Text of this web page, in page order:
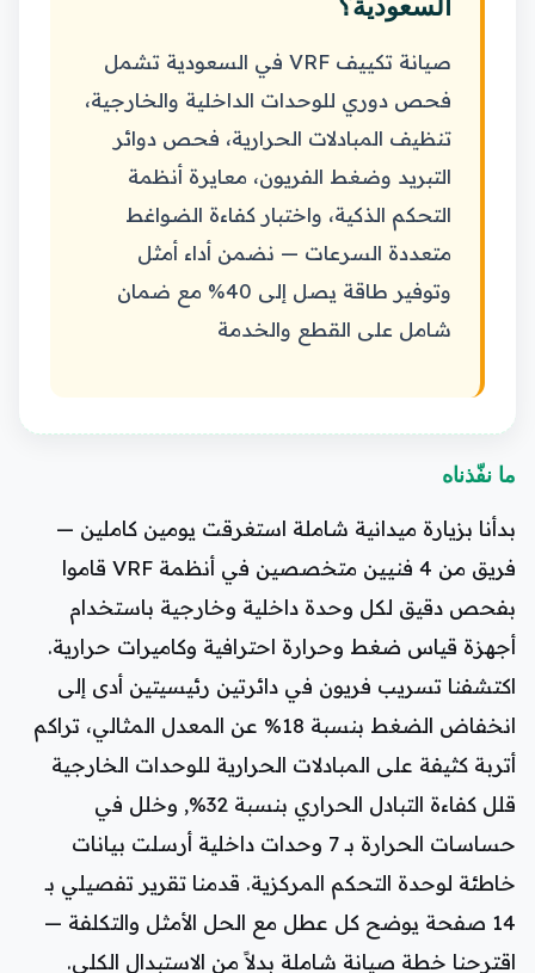
السعودية؟
صيانة تكييف VRF في السعودية تشمل
فحص دوري للوحدات الداخلية والخارجية،
تنظيف المبادلات الحرارية، فحص دوائر
التبريد وضغط الفريون، معايرة أنظمة
التحكم الذكية، واختبار كفاءة الضواغط
متعددة السرعات — نضمن أداء أمثل
وتوفير طاقة يصل إلى 40% مع ضمان
شامل على القطع والخدمة
ما نفّذناه
بدأنا بزيارة ميدانية شاملة استغرقت يومين كاملين —
فريق من 4 فنيين متخصصين في أنظمة VRF قاموا
بفحص دقيق لكل وحدة داخلية وخارجية باستخدام
أجهزة قياس ضغط وحرارة احترافية وكاميرات حرارية.
اكتشفنا تسريب فريون في دائرتين رئيسيتين أدى إلى
انخفاض الضغط بنسبة 18% عن المعدل المثالي، تراكم
أتربة كثيفة على المبادلات الحرارية للوحدات الخارجية
قلل كفاءة التبادل الحراري بنسبة 32%, وخلل في
حساسات الحرارة بـ 7 وحدات داخلية أرسلت بيانات
خاطئة لوحدة التحكم المركزية. قدمنا تقرير تفصيلي بـ
14 صفحة يوضح كل عطل مع الحل الأمثل والتكلفة —
اقترحنا خطة صيانة شاملة بدلاً من الاستبدال الكلي.